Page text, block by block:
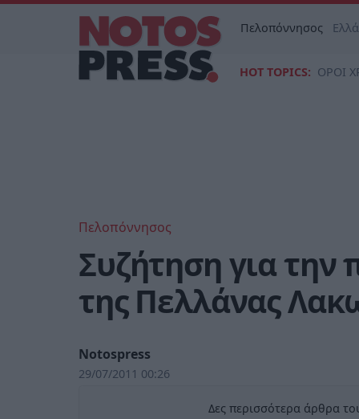
Πελοπόννησος
HOT TOPICS: ΟΡΟΙ
Πελοπόννησος
Συζήτηση για την
της Πελλάνας
Notospress
29/07/2011 00:26
Δες περισσότερα άρθρα